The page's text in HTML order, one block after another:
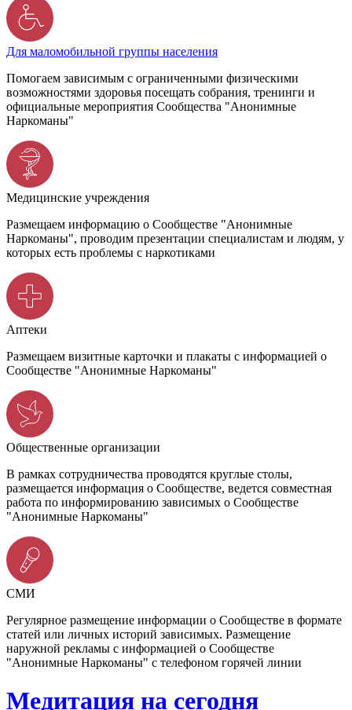
Для маломобильной группы населения
Помогаем зависимым с ограниченными физическими
возможностями здоровья посещать собрания, тренинги и
официальные мероприятия Сообщества "Анонимные
Наркоманы"
Медицинские учреждения
Размещаем информацию о Сообществе "Анонимные
Наркоманы", проводим презентации специалистам и людям, у
которых есть проблемы с наркотиками
Аптеки
Размещаем визитные карточки и плакаты с информацией о
Сообществе "Анонимные Наркоманы"
Общественные организации
В рамках сотрудничества проводятся круглые столы,
размещается информация о Сообществе, ведется совместная
работа по информированию зависимых о Сообществе
"Анонимные Наркоманы"
СМИ
Регулярное размещение информации о Сообществе в формате
статей или личных историй зависимых. Размещение
наружной рекламы с информацией о Сообществе
"Анонимные Наркоманы" с телефоном горячей линии
Медитация на сегодня